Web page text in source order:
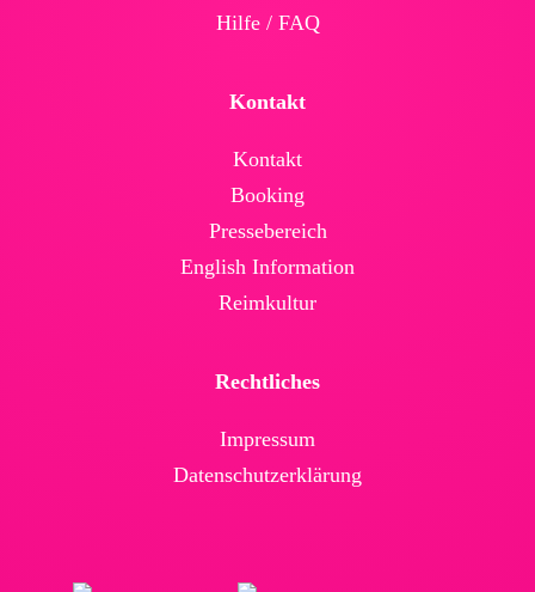
Hilfe / FAQ
Kontakt
Kontakt
Booking
Presse­bereich
English Infor­mation
Reimkultur
Rechtliches
Impressum
Daten­schutz­erklärung